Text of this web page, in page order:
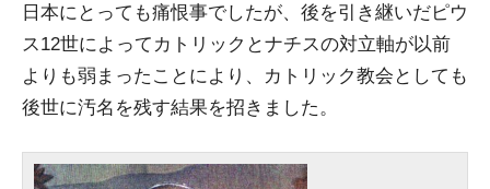
日本にとっても痛恨事でしたが、後を引き継いだピウ
ス12世によってカトリックとナチスの対立軸が以前
よりも弱まったことにより、カトリック教会としても
後世に汚名を残す結果を招きました。